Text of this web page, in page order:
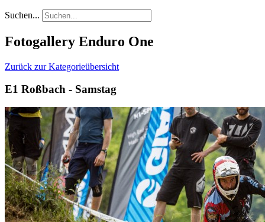
Suchen...
Fotogallery Enduro One
Zurück zur Kategorieübersicht
E1 Roßbach - Samstag